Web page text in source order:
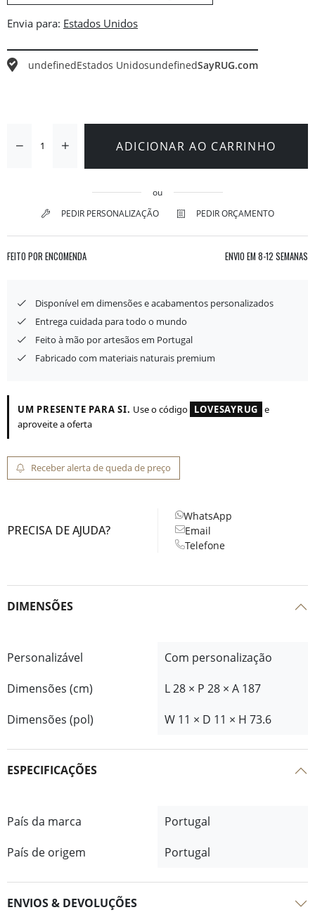
Envia para:
undefinedEstados UnidosundefinedSayRUG.com
ADICIONAR AO CARRINHO
ou
PEDIR PERSONALIZAÇÃO
PEDIR ORÇAMENTO
FEITO POR ENCOMENDA ENVIO EM 8-12 SEMANAS
Disponível em dimensões e acabamentos personalizados
Entrega cuidada para todo o mundo
Feito à mão por artesãos em Portugal
Fabricado com materiais naturais premium
UM PRESENTE PARA SI. Use o código LOVESAYRUG e
aproveite a oferta
Receber alerta de queda de preço
PRECISA DE AJUDA?
WhatsApp
Email
Telefone
DIMENSÕES
Personalizável
Com personalização
Dimensões (cm)
L 28 × P 28 × A 187
Dimensões (pol)
W 11 × D 11 × H 73.6
ESPECIFICAÇÕES
País da marca
Portugal
País de origem
Portugal
ENVIOS & DEVOLUÇÕES